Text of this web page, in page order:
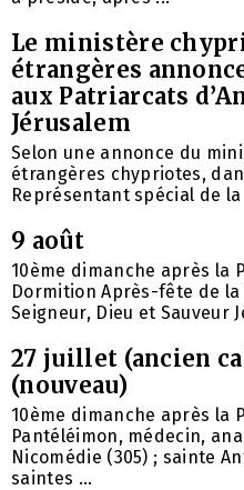
Le ministère
étrangères
aux Patriarcats
Jérusalem
Selon une annonce du
étrangères chypriotes,
Représentant spécial de
9 août
10ème dimanche après la
Dormition Après-fête de
Seigneur, Dieu et Sauveur
27 juillet (ancien
(nouveau)
10ème dimanche après la
Pantéléimon, médecin,
Nicomédie (305) ; sainte
saintes ...